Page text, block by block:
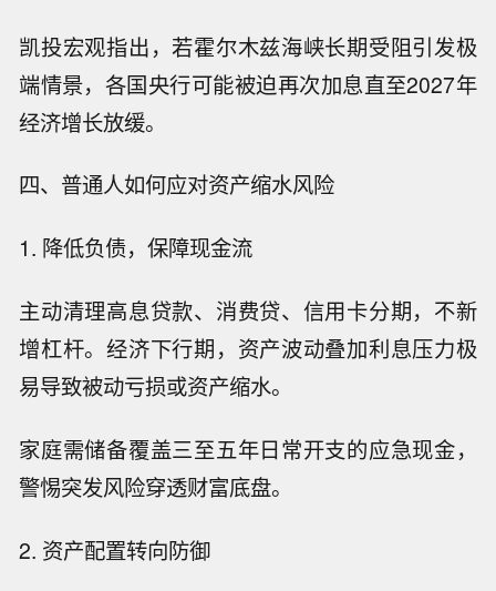
凯投宏观指出，若霍尔木兹海峡长期受阻引发极
端情景，各国央行可能被迫再次加息直至2027年
经济增长放缓。
四、普通人如何应对资产缩水风险
1. 降低负债，保障现金流
主动清理高息贷款、消费贷、信用卡分期，不新
增杠杆。经济下行期，资产波动叠加利息压力极
易导致被动亏损或资产缩水。
家庭需储备覆盖三至五年日常开支的应急现金，
警惕突发风险穿透财富底盘。
2. 资产配置转向防御